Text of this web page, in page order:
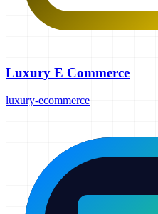
Luxury E Commerce
luxury-ecommerce